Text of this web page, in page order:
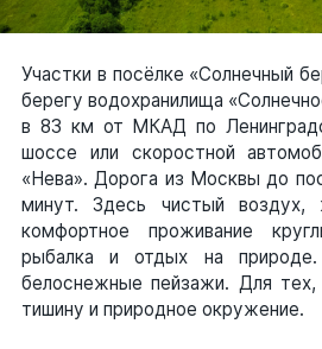
Оставить заявку
Участки в посёлке «Солнечный
берегу водохранилища
в 83 км от МКАД по
шоссе или скоростной
«Нева». Дорога из Москвы до
минут. Здесь чистый воздух,
комфортное проживание
рыбалка и отдых на
белоснежные пейзажи. Для тех,
тишину и природное окружение.